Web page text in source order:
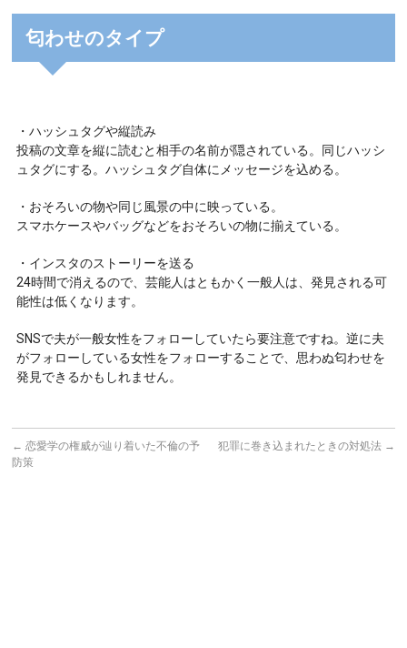
匂わせのタイプ
・ハッシュタグや縦読み
投稿の文章を縦に読むと相手の名前が隠されている。同じハッシ
ュタグにする。ハッシュタグ自体にメッセージを込める。
・おそろいの物や同じ風景の中に映っている。
スマホケースやバッグなどをおそろいの物に揃えている。
・インスタのストーリーを送る
24時間で消えるので、芸能人はともかく一般人は、発見される可
能性は低くなります。
SNSで夫が一般女性をフォローしていたら要注意ですね。逆に夫
がフォローしている女性をフォローすることで、思わぬ匂わせを
発見できるかもしれません。
← 恋愛学の権威が辿り着いた不倫の予
防策
犯罪に巻き込まれたときの対処法 →